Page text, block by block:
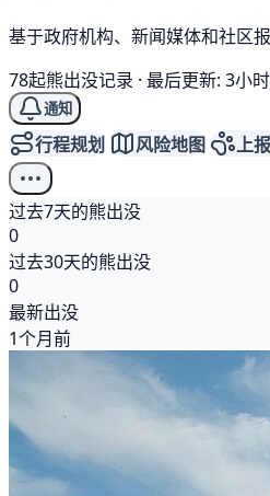
基于政府机构、新闻媒体和社区
78起熊出没记录 · 最后更新: 3小
通知
行程规划 风险地图 上
过去7天的熊出没
0
过去30天的熊出没
0
最新出没
1个月前